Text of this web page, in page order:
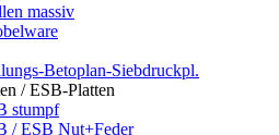
massiv
Betoplan-Siebdruckpl.
/ ESB-Platten
stumpf
/ ESB Nut+Feder